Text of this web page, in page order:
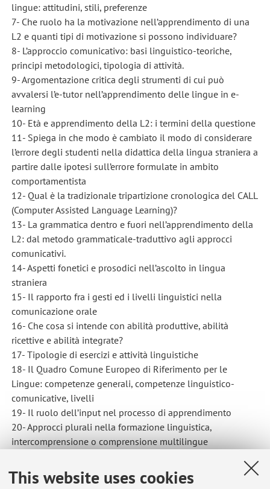
This website uses cookies
lingue: attitudini, stili, preferenze
7- Che ruolo ha la motivazione nell’apprendimento di una
L2 e quanti tipi di motivazione si possono individuare?
8- L’approccio comunicativo: basi linguistico-teoriche,
principi metodologici, tipologia di attività.
9- Argomentazione critica degli strumenti di cui può
avvalersi l’e-tutor nell’apprendimento delle lingue in e-
learning
10- Età e apprendimento della L2: i termini della questione
11- Spiega in che modo è cambiato il modo di considerare
l’errore degli studenti nella didattica della lingua straniera a
partire dalle ipotesi sull’errore formulate in ambito
comportamentista
12- Qual è la tradizionale tripartizione cronologica del CALL
(Computer Assisted Language Learning)?
13- La grammatica dentro e fuori nell’apprendimento della
L2: dal metodo grammaticale-traduttivo agli approcci
comunicativi.
14- Aspetti fonetici e prosodici nell’ascolto in lingua
straniera
15- Il rapporto fra i gesti ed i livelli linguistici nella
comunicazione orale
16- Che cosa si intende con abilità produttive, abilità
ricettive e abilità integrate?
17- Tipologie di esercizi e attività linguistiche
18- Il Quadro Comune Europeo di Riferimento per le
Lingue: competenze generali, competenze linguistico-
comunicative, livelli
19- Il ruolo dell’input nel processo di apprendimento
20- Approcci plurali nella formazione linguistica,
intercomprensione o comprensione multilingue